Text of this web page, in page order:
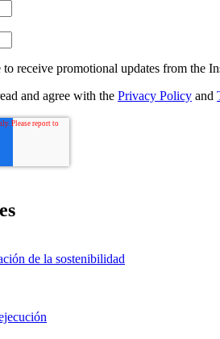
receive promotional updates from the
and agree with the Privacy Policy and
de la sostenibilidad